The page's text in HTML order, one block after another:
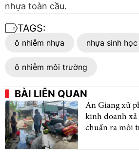
nhựa toàn cầu.
TAGS:
ô nhiễm nhựa nhựa sinh học
ô nhiễm môi trường
BÀI LIÊN QUAN
An Giang xử
kinh doanh xả
chuẩn ra môi